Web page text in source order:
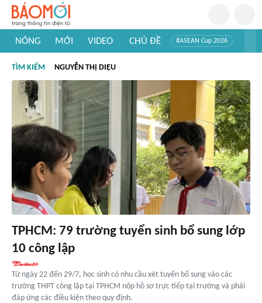
NÓNG MỚI VIDEO CHỦ ĐỀ #ASEAN Cup 2026
#Khám phá thế giới
TÌM KIẾM NGUYỄN THỊ DIỆU
TPHCM: 79 trường tuyển sinh bổ sung lớp
10 công lập
Từ ngày 22 đến 29/7, học sinh có nhu cầu xét tuyển bổ sung vào các
trường THPT công lập tại TPHCM nộp hồ sơ trực tiếp tại trường và phải
đáp ứng các điều kiện theo quy định.